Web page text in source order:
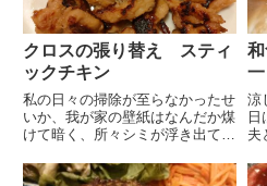
クロスの張り替え スティ
ックチキン
私の日々の掃除が至らなかったせ
いか、我が家の壁紙はなんだか煤
けて暗く、所々シミが浮き出てい
で気が向くとマイペットで拭き取
一
涼
日
夫
っ